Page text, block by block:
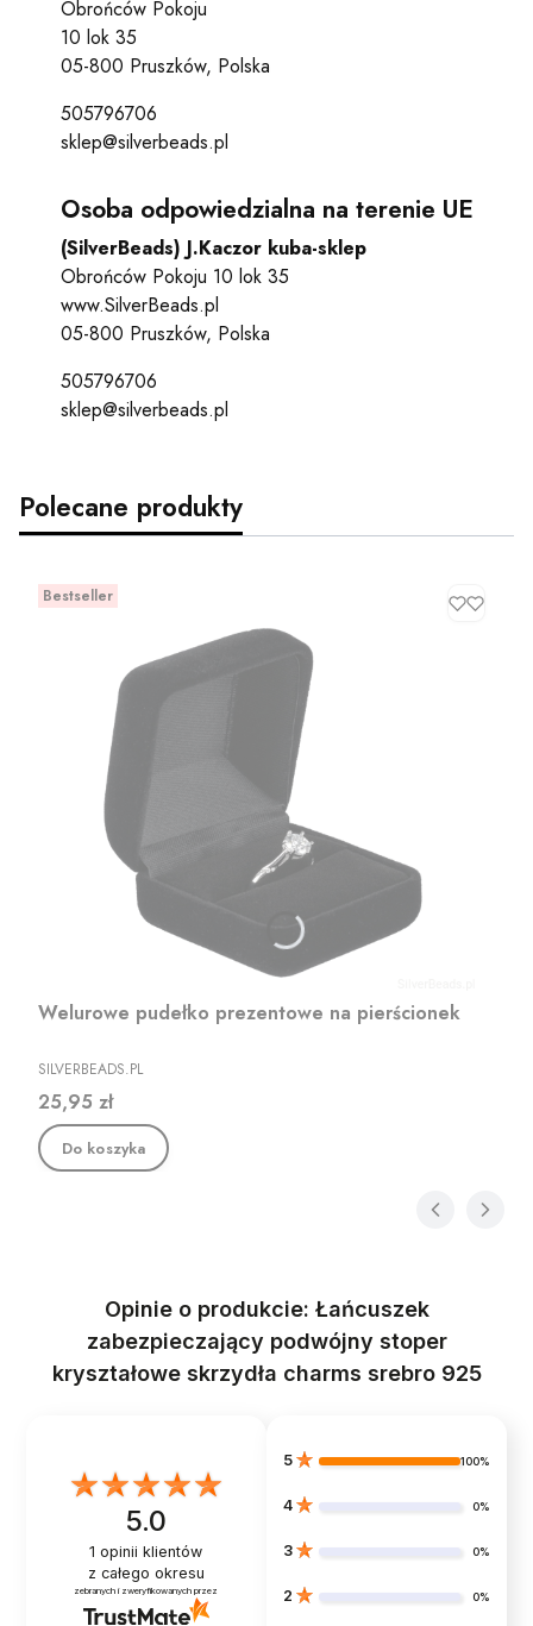
Obrońców Pokoju
10 lok 35
05-800 Pruszków, Polska
505796706
sklep@silverbeads.pl
Osoba odpowiedzialna na terenie UE
(SilverBeads) J.Kaczor kuba-sklep
Obrońców Pokoju 10 lok 35
www.SilverBeads.pl
05-800 Pruszków, Polska
505796706
sklep@silverbeads.pl
Polecane produkty
Bestseller
Welurowe pudełko prezentowe na pierścionek
PRODUCENT
SILVERBEADS.PL
Cena
25,95 zł
Do koszyka
Opinie o produkcie: Łańcuszek
zabezpieczający podwójny stoper
kryształowe skrzydła charms srebro 925
5.0
1 opinii klientów
z całego okresu
zebranych i zweryfikowanych przez
5 100%
4 0%
3 0%
2 0%